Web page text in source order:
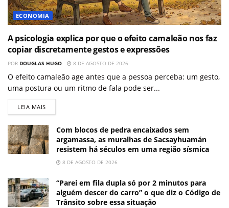
ECONOMIA
A psicologia explica por que o efeito camaleão nos faz
copiar discretamente gestos e expressões
POR DOUGLAS HUGO 8 DE AGOSTO DE 2026
O efeito camaleão age antes que a pessoa perceba: um gesto,
uma postura ou um ritmo de fala pode ser...
LEIA MAIS
Com blocos de pedra encaixados sem
argamassa, as muralhas de Sacsayhuamán
resistem há séculos em uma região sísmica
8 DE AGOSTO DE 2026
“Parei em fila dupla só por 2 minutos para
alguém descer do carro” o que diz o Código de
Trânsito sobre essa situação